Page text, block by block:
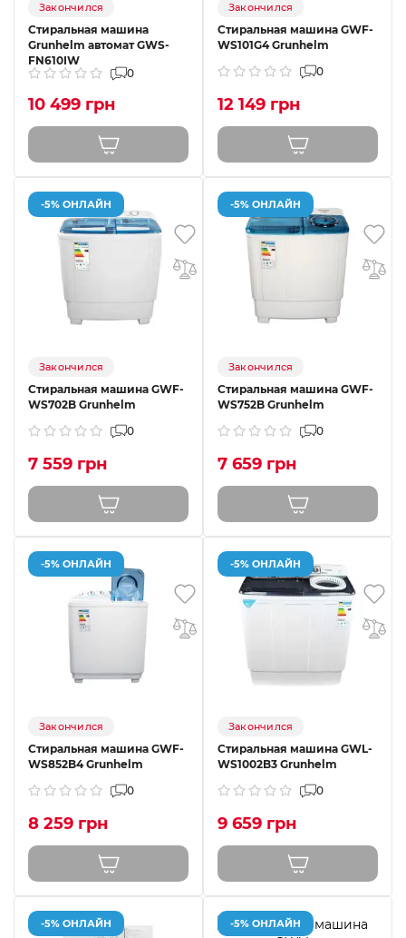
Закончился
Стиральная машина
Grunhelm автомат GWS-
FN610IW
0
10 499 грн
Закончился
Стиральная машина GWF-
WS101G4 Grunhelm
0
12 149 грн
-5% ОНЛАЙН
Закончился
Стиральная машина GWF-
WS702B Grunhelm
0
7 559 грн
-5% ОНЛАЙН
Закончился
Стиральная машина GWF-
WS752B Grunhelm
0
7 659 грн
-5% ОНЛАЙН
Закончился
Стиральная машина GWF-
WS852B4 Grunhelm
0
8 259 грн
-5% ОНЛАЙН
Закончился
Стиральная машина GWL-
WS1002B3 Grunhelm
0
9 659 грн
-5% ОНЛАЙН -5% ОНЛАЙН